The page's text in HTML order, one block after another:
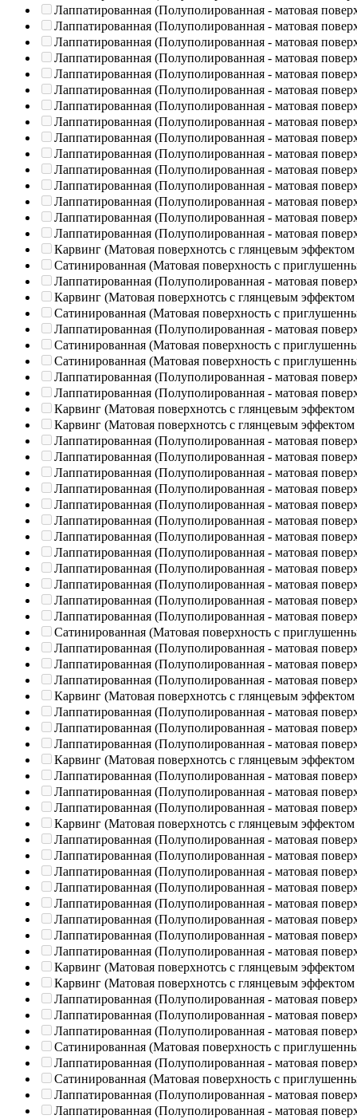
Лаппатированная (Полуполированная - матовая
Лаппатированная (Полуполированная - матовая
Лаппатированная (Полуполированная - матовая
Лаппатированная (Полуполированная - матовая
Лаппатированная (Полуполированная - матовая
Лаппатированная (Полуполированная - матовая
Лаппатированная (Полуполированная - матовая
Лаппатированная (Полуполированная - матовая
Лаппатированная (Полуполированная - матовая
Лаппатированная (Полуполированная - матовая
Лаппатированная (Полуполированная - матовая
Лаппатированная (Полуполированная - матовая
Лаппатированная (Полуполированная - матовая
Лаппатированная (Полуполированная - матовая
Лаппатированная (Полуполированная - матовая
Карвинг (Матовая поверхнотсь с глянцевым эффектом
Сатинированная (Матовая поверхность с
Лаппатированная (Полуполированная - матовая
Карвинг (Матовая поверхнотсь с глянцевым эффектом
Сатинированная (Матовая поверхность с
Лаппатированная (Полуполированная - матовая
Сатинированная (Матовая поверхность с
Сатинированная (Матовая поверхность с
Лаппатированная (Полуполированная - матовая
Лаппатированная (Полуполированная - матовая
Карвинг (Матовая поверхнотсь с глянцевым эффектом
Карвинг (Матовая поверхнотсь с глянцевым эффектом
Лаппатированная (Полуполированная - матовая
Лаппатированная (Полуполированная - матовая
Лаппатированная (Полуполированная - матовая
Лаппатированная (Полуполированная - матовая
Лаппатированная (Полуполированная - матовая
Лаппатированная (Полуполированная - матовая
Лаппатированная (Полуполированная - матовая
Лаппатированная (Полуполированная - матовая
Лаппатированная (Полуполированная - матовая
Лаппатированная (Полуполированная - матовая
Лаппатированная (Полуполированная - матовая
Лаппатированная (Полуполированная - матовая
Сатинированная (Матовая поверхность с
Лаппатированная (Полуполированная - матовая
Лаппатированная (Полуполированная - матовая
Лаппатированная (Полуполированная - матовая
Карвинг (Матовая поверхнотсь с глянцевым эффектом
Лаппатированная (Полуполированная - матовая
Лаппатированная (Полуполированная - матовая
Лаппатированная (Полуполированная - матовая
Карвинг (Матовая поверхнотсь с глянцевым эффектом
Лаппатированная (Полуполированная - матовая
Лаппатированная (Полуполированная - матовая
Лаппатированная (Полуполированная - матовая
Карвинг (Матовая поверхнотсь с глянцевым эффектом
Лаппатированная (Полуполированная - матовая
Лаппатированная (Полуполированная - матовая
Лаппатированная (Полуполированная - матовая
Лаппатированная (Полуполированная - матовая
Лаппатированная (Полуполированная - матовая
Лаппатированная (Полуполированная - матовая
Лаппатированная (Полуполированная - матовая
Лаппатированная (Полуполированная - матовая
Карвинг (Матовая поверхнотсь с глянцевым эффектом
Карвинг (Матовая поверхнотсь с глянцевым эффектом
Лаппатированная (Полуполированная - матовая
Лаппатированная (Полуполированная - матовая
Лаппатированная (Полуполированная - матовая
Сатинированная (Матовая поверхность с
Лаппатированная (Полуполированная - матовая
Сатинированная (Матовая поверхность с
Лаппатированная (Полуполированная - матовая
Лаппатированная (Полуполированная - матовая